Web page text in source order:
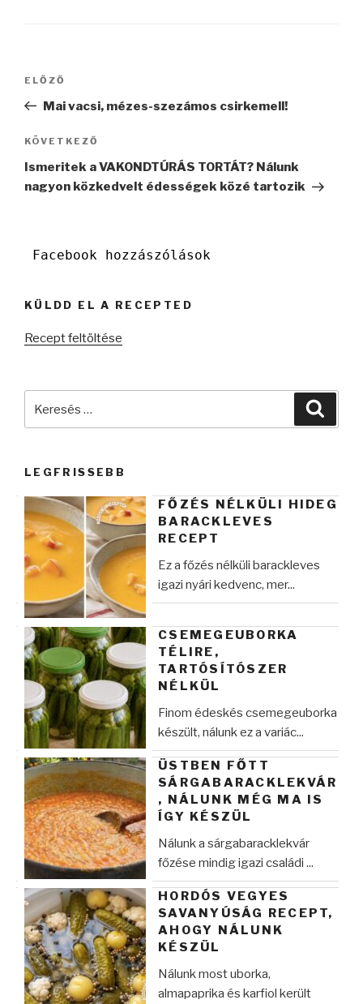
Bejegyzés
Korábbi
bejegyzés
ELŐZŐ
Mai vacsi, mézes-szezámos csirkemell!
Következő
bejegyzés
KÖVETKEZŐ
Ismeritek a VAKONDTÚRÁS TORTÁT? Nálunk
nagyon közkedvelt édességek közé tartozik
Facebook hozzászólások
KÜLDD EL A RECEPTED
Recept feltöltése
LEGFRISSEBB
FŐZÉS NÉLKÜLI HIDEG
BARACKLEVES
RECEPT
Ez a főzés nélküli barackleves
igazi nyári kedvenc, mer...
CSEMEGEUBORKA
TÉLIRE,
TARTÓSÍTÓSZER
NÉLKÜL
Finom édeskés csemegeuborka
készült, nálunk ez a variác...
ÜSTBEN FŐTT
SÁRGABARACKLEKVÁR
, NÁLUNK MÉG MA IS
ÍGY KÉSZÜL
Nálunk a sárgabaracklekvár
főzése mindig igazi családi ...
HORDÓS VEGYES
SAVANYÚSÁG RECEPT,
AHOGY NÁLUNK
KÉSZÜL
Nálunk most uborka,
almapaprika és karfiol került